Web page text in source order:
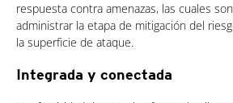
respuesta contra amenazas, las cuales
administrar la etapa de mitigación del
la superficie de ataque.
Integrada y conectada